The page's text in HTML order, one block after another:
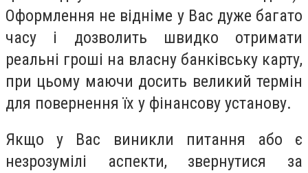
Оформлення не відніме у Вас дуже багато
часу і дозволить швидко отримати
реальні гроші на власну банківську карту,
при цьому маючи досить великий термін
для повернення їх у фінансову установу.
Якщо у Вас виникли питання або є
незрозумілі аспекти, звернутися за